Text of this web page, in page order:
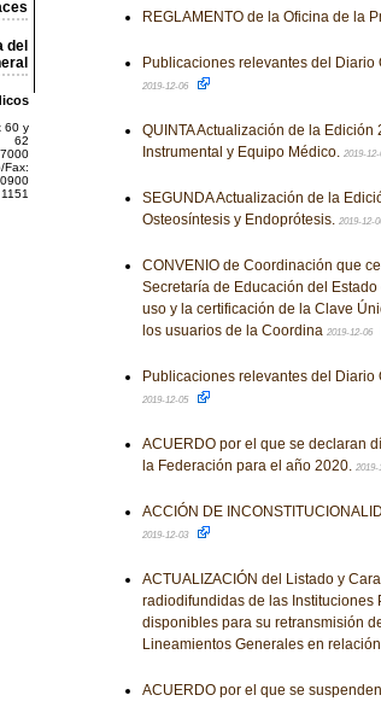
del
60 y
62
Fax:
REGLAMENTO de la Oficina de la
Publicaciones relevantes del
2019-12-06
QUINTA Actualización de la
Instrumental y Equipo Médico. 2019-12-
SEGUNDA Actualización de la
Osteosíntesis y Endoprótesis. 2019-12-
CONVENIO de Coordinación que
Secretaría de Educación del
uso y la certificación de la Clave
los usuarios de la Coordina 2019-12-06
Publicaciones relevantes del
2019-12-05
ACUERDO por el que se declaran
la Federación para el año 2020. 2019-
ACCIÓN DE
2019-12-03
ACTUALIZACIÓN del Listado y
radiodifundidas de las Instituciones
disponibles para su retransmisión
Lineamientos Generales en
ACUERDO por el que se